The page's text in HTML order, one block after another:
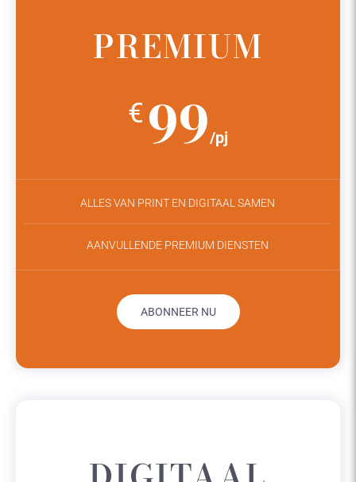
PREMIUM
€ 99/pj
ALLES VAN PRINT EN DIGITAAL SAMEN
AANVULLENDE PREMIUM DIENSTEN
ABONNEER NU